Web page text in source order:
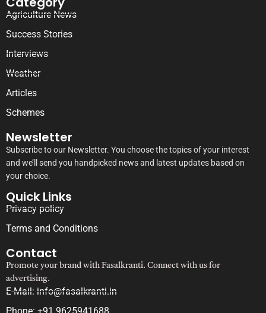
Agriculture News
Success Stories
Interviews
Weather
Articles
Schemes
Newsletter
Subscribe to our Newsletter. You choose the topics of your interest
and we’ll send you handpicked news and latest updates based on
your choice.
Quick Links
Privacy policy
Terms and Conditions
Contact
Promote your brand with Fasalkranti. Connect with us for
advertising.
E-Mail: info@fasalkranti.in
Phone: +91 9625941688